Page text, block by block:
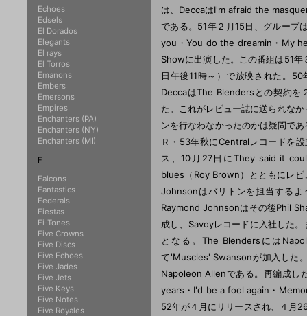
は、DeccaはI'm afraid the
である。51年２月15日、グルー
you・You do the dreamin・My
Showに出演した。この番組は51
日午後11時～）で放映された。
DeccaはThe Blendersとの契約
た。これがレビュー誌に送られな
ンを行なわなかったのかは疑問で
Ｒ・53年秋にCentralレコードを
ス、10月27日にThey said it
blues（Roy Brown）とともにレ
Johnsonはバリトンを担当する
Raymond Johnsonはその後Phil
成し、Savoyレコードに入社した
となる。The Blendersには
て'Muscles' Swansonが加入した
Napoleon Allenである。再編成し
years・I'd be a fool again・
52年が４月にリリースされ、４
Echoes
Edsels
El Dorados
Elegants
El rays
El Torros
Emanons
Embers
Emersons
Empires
Enchanters (PA)
Enchanters (NY)
Enchanters (MI)
F
Falcons
Fantastics
Federals
Fiestas
Fi-Tones
Five Crowns
Five Discs
Five Echoes
Five Jades
Five Jets
Five Keys
Five Notes
Five Royales